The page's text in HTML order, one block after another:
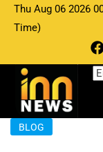
Thu Aug 06 2026
Time)
BLOG